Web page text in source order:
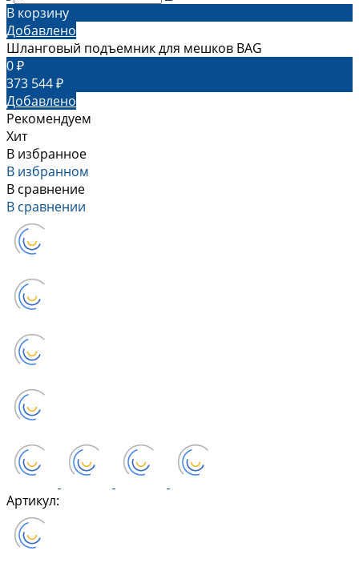
В корзину
Добавлено
Шланговый подъемник для мешков BAG
0 ₽
373 544 ₽
Добавлено
Рекомендуем
Хит
В избранное
В избранном
В сравнение
В сравнении
Артикул: